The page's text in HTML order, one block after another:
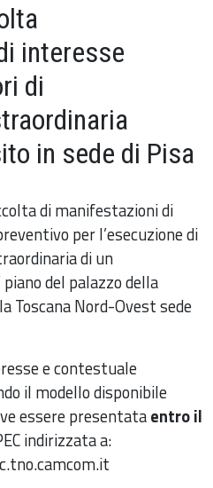
interesse
di
in sede di Pisa
di manifestazioni di
per l’esecuzione di
di un
del palazzo della
Toscana Nord-Ovest sede
e contestuale
il modello disponibile
essere presentataentro il
indirizzata a: